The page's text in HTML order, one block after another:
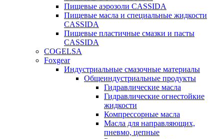
Пищевые аэрозоли CASSIDA
Пищевые масла и специальные жидкости
CASSIDA
Пищевые пластичные смазки и пасты
CASSIDA
COGELSA
Foxgear
Индустриальные смазочные материалы
Общеиндустриальные продукты
Гидравлические масла
Гидравлические огнестойкие
жидкости
Компрессорные масла
Масла для направляющих,
пневмо, цепные